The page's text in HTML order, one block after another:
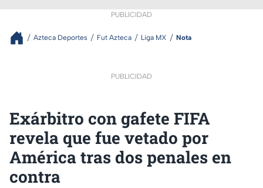
PUBLICIDAD
Azteca Deportes Fut Azteca Liga MX Nota
PUBLICIDAD
Exárbitro con gafete FIFA
revela que fue vetado por
América tras dos penales en
contra